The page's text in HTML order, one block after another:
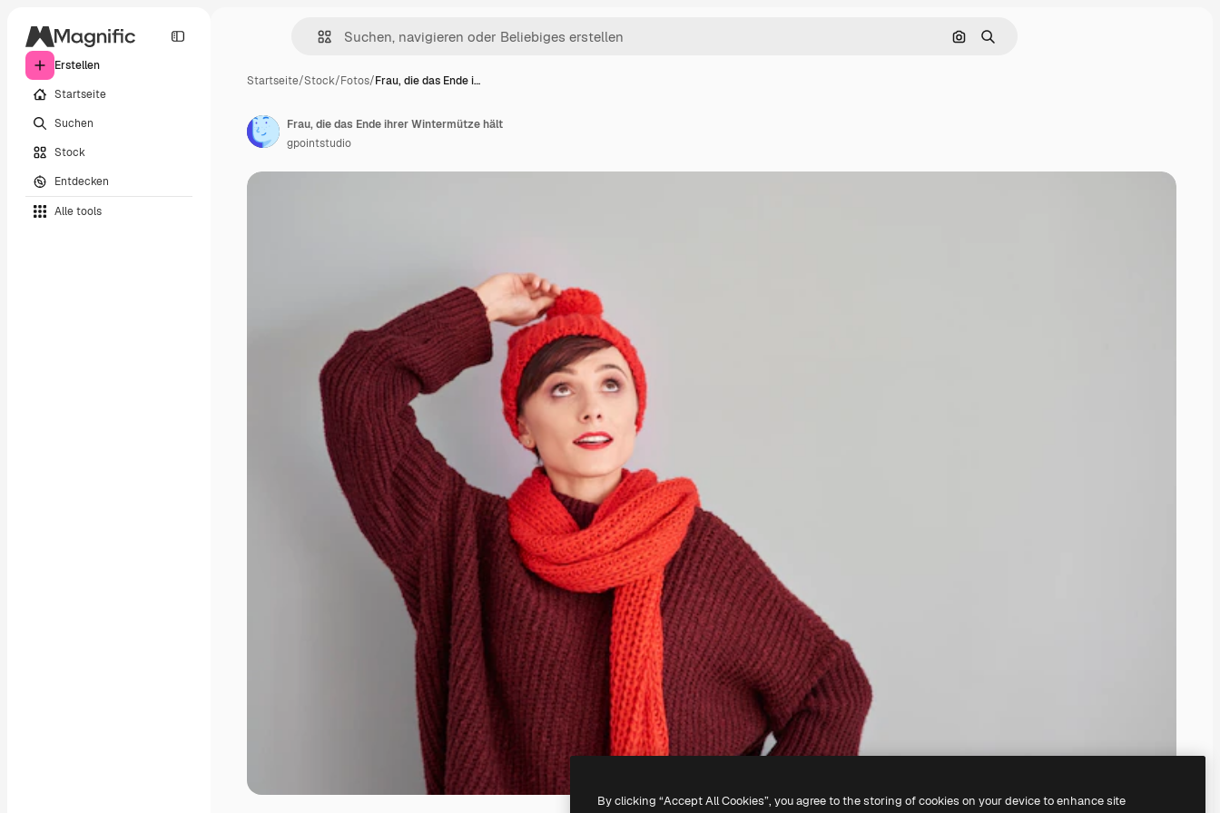
Erstellen
Startseite
Suchen
Stock
Entdecken
Alle tools
Nach Bild suchen
Suchen
Startseite/Stock/Fotos/Frau, die das Ende i…
Frau, die das Ende ihrer Wintermütze hält
gpointstudio
By clicking “Accept All Cookies”, you agree to the storing of cookies on your device to enhance site